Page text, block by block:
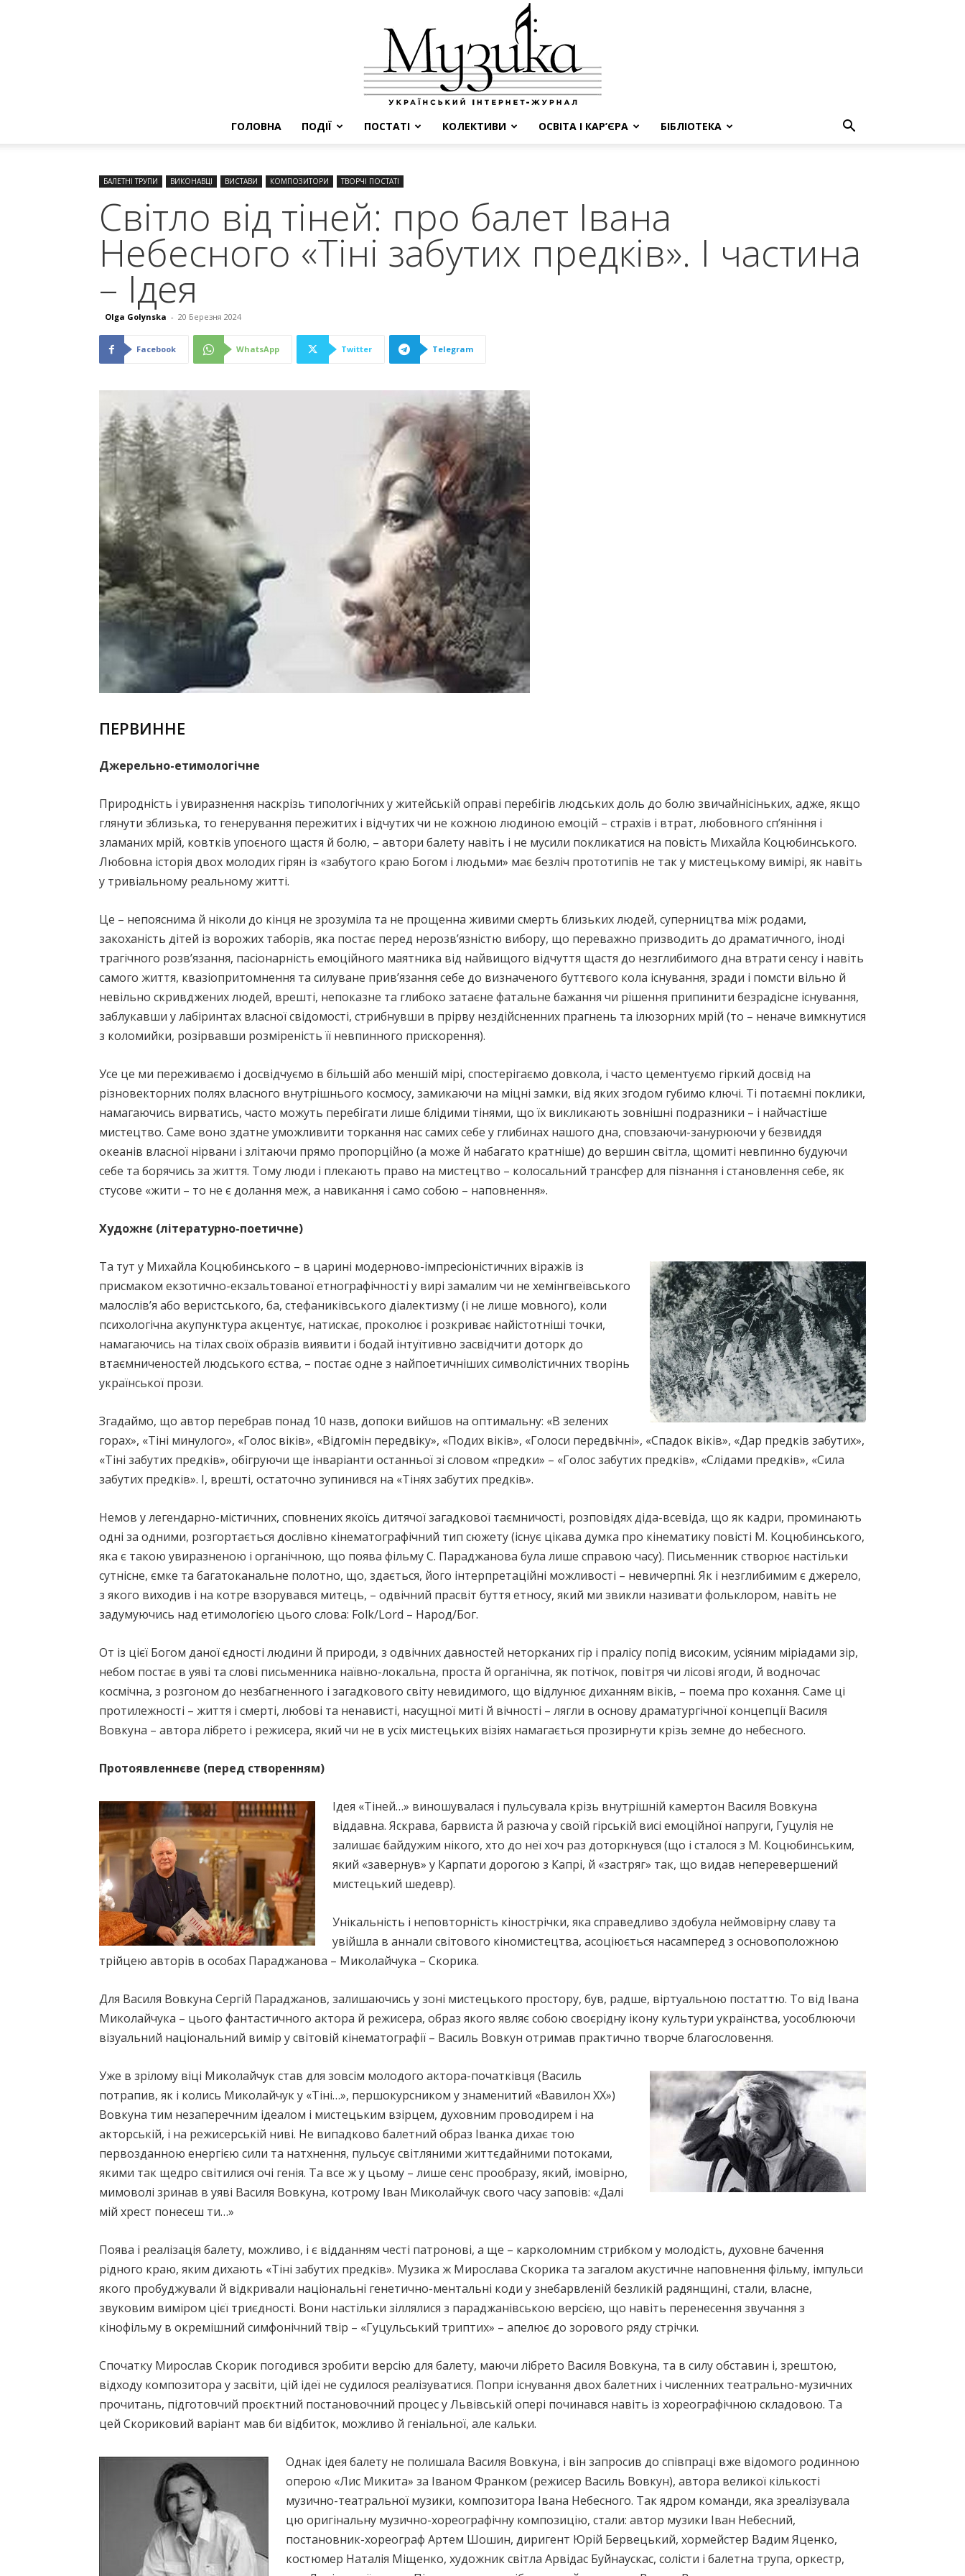
ГОЛОВНА ПОДІЇ ПОСТАТІ КОЛЕКТИВИ ОСВІТА І КАР’ЄРА БІБЛІОТЕКА
БАЛЕТНІ ТРУПИ ВИКОНАВЦІ ВИСТАВИ КОМПОЗИТОРИ ТВОРЧІ ПОСТАТІ
Світло від тіней: про балет Івана
Небесного «Тіні забутих предків». І частина
– Ідея
Olga Golynska - 20 Березня 2024
Facebook WhatsApp Twitter Telegram
ПЕРВИННЕ
Джерельно-етимологічне
Природність і увиразнення наскрізь типологічних у житейській оправі перебігів людських доль до болю звичайнісіньких, адже, якщо
глянути зблизька, то генерування пережитих і відчутих чи не кожною людиною емоцій – страхів і втрат, любовного сп’яніння і
зламаних мрій, ковтків упоєного щастя й болю, – автори балету навіть і не мусили покликатися на повість Михайла Коцюбинського.
Любовна історія двох молодих гірян із «забутого краю Богом і людьми» має безліч прототипів не так у мистецькому вимірі, як навіть
у тривіальному реальному житті.
Це – непояснима й ніколи до кінця не зрозуміла та не прощенна живими смерть близьких людей, суперництва між родами,
закоханість дітей із ворожих таборів, яка постає перед нерозв’язністю вибору, що переважно призводить до драматичного, іноді
трагічного розв’язання, пасіонарність емоційного маятника від найвищого відчуття щастя до незглибимого дна втрати сенсу і навіть
самого життя, квазіопритомнення та силуване прив’язання себе до визначеного буттєвого кола існування, зради і помсти вільно й
невільно скривджених людей, врешті, непоказне та глибоко затаєне фатальне бажання чи рішення припинити безрадісне існування,
заблукавши у лабіринтах власної свідомості, стрибнувши в прірву нездійсненних прагнень та ілюзорних мрій (то – неначе вимкнутися
з коломийки, розірвавши розміреність її невпинного прискорення).
Усе це ми переживаємо і досвідчуємо в більшій або меншій мірі, спостерігаємо довкола, і часто цементуємо гіркий досвід на
різновекторних полях власного внутрішнього космосу, замикаючи на міцні замки, від яких згодом губимо ключі. Ті потаємні поклики,
намагаючись вирватись, часто можуть перебігати лише блідими тінями, що їх викликають зовнішні подразники – і найчастіше
мистецтво. Саме воно здатне уможливити торкання нас самих себе у глибинах нашого дна, сповзаючи-занурюючи у безвиддя
океанів власної нірвани і злітаючи прямо пропорційно (а може й набагато кратніше) до вершин світла, щомиті невпинно будуючи
себе та борячись за життя. Тому люди і плекають право на мистецтво – колосальний трансфер для пізнання і становлення себе, як
стусове «жити – то не є долання меж, а навикання і само собою – наповнення».
Художнє (літературно-поетичне)
Та тут у Михайла Коцюбинського – в царині модерново-імпресіоністичних віражів із
присмаком екзотично-екзальтованої етнографічності у вирі замалим чи не хемінгвеївського
малослів’я або веристського, ба, стефаниківського діалектизму (і не лише мовного), коли
психологічна акупунктура акцентує, натискає, проколює і розкриває найістотніші точки,
намагаючись на тілах своїх образів виявити і бодай інтуїтивно засвідчити доторк до
втаємниченостей людського єства, – постає одне з найпоетичніших символістичних творінь
української прози.
Згадаймо, що автор перебрав понад 10 назв, допоки вийшов на оптимальну: «В зелених
горах», «Тіні минулого», «Голос віків», «Відгомін передвіку», «Подих віків», «Голоси передвічні», «Спадок віків», «Дар предків забутих»,
«Тіні забутих предків», обігруючи ще інваріанти останньої зі словом «предки» – «Голос забутих предків», «Слідами предків», «Сила
забутих предків». І, врешті, остаточно зупинився на «Тінях забутих предків».
Немов у легендарно-містичних, сповнених якоїсь дитячої загадкової таємничості, розповідях діда-всевіда, що як кадри, проминають
одні за одними, розгортається дослівно кінематографічний тип сюжету (існує цікава думка про кінематику повісті М. Коцюбинського,
яка є такою увиразненою і органічною, що поява фільму С. Параджанова була лише справою часу). Письменник створює настільки
сутнісне, ємке та багатоканальне полотно, що, здається, його інтерпретаційні можливості – невичерпні. Як і незглибимим є джерело,
з якого виходив і на котре взорувався митець, – одвічний прасвіт буття етносу, який ми звикли називати фольклором, навіть не
задумуючись над етимологією цього слова: Folk/Lord – Народ/Бог.
От із цієї Богом даної єдності людини й природи, з одвічних давностей неторканих гір і пралісу попід високим, усіяним міріадами зір,
небом постає в уяві та слові письменника наївно-локальна, проста й органічна, як потічок, повітря чи лісові ягоди, й водночас
космічна, з розгоном до незбагненного і загадкового світу невидимого, що відлунює диханням віків, – поема про кохання. Саме ці
протилежності – життя і смерті, любові та ненависті, насущної миті й вічності – лягли в основу драматургічної концепції Василя
Вовкуна – автора лібрето і режисера, який чи не в усіх мистецьких візіях намагається прозирнути крізь земне до небесного.
Протоявленнєве (перед створенням)
Ідея «Тіней…» виношувалася і пульсувала крізь внутрішній камертон Василя Вовкуна
віддавна. Яскрава, барвиста й разюча у своїй гірській висі емоційної напруги, Гуцулія не
залишає байдужим нікого, хто до неї хоч раз доторкнувся (що і сталося з М. Коцюбинським,
який «завернув» у Карпати дорогою з Капрі, й «застряг» так, що видав неперевершений
мистецький шедевр).
Унікальність і неповторність кінострічки, яка справедливо здобула неймовірну славу та
увійшла в аннали світового кіномистецтва, асоціюється насамперед з основоположною
трійцею авторів в особах Параджанова – Миколайчука – Скорика.
Для Василя Вовкуна Сергій Параджанов, залишаючись у зоні мистецького простору, був, радше, віртуальною постаттю. То від Івана
Миколайчука – цього фантастичного актора й режисера, образ якого являє собою своєрідну ікону культури українства, уособлюючи
візуальний національний вимір у світовій кінематографії – Василь Вовкун отримав практично творче благословення.
Уже в зрілому віці Миколайчук став для зовсім молодого актора-початківця (Василь
потрапив, як і колись Миколайчук у «Тіні…», першокурсником у знаменитий «Вавилон ХХ»)
Вовкуна тим незаперечним ідеалом і мистецьким взірцем, духовним проводирем і на
акторській, і на режисерській ниві. Не випадково балетний образ Іванка дихає тою
первозданною енергією сили та натхнення, пульсує світляними життєдайними потоками,
якими так щедро світилися очі генія. Та все ж у цьому – лише сенс прообразу, який, імовірно,
мимоволі зринав в уяві Василя Вовкуна, котрому Іван Миколайчук свого часу заповів: «Далі
мій хрест понесеш ти…»
Поява і реалізація балету, можливо, і є відданням честі патронові, а ще – карколомним стрибком у молодість, духовне бачення
рідного краю, яким дихають «Тіні забутих предків». Музика ж Мирослава Скорика та загалом акустичне наповнення фільму, імпульси
якого пробуджували й відкривали національні генетично-ментальні коди у знебарвленій безликій радянщині, стали, власне,
звуковим виміром цієї триєдності. Вони настільки зіллялися з параджанівською версією, що навіть перенесення звучання з
кінофільму в окремішний симфонічний твір – «Гуцульський триптих» – апелює до зорового ряду стрічки.
Спочатку Мирослав Скорик погодився зробити версію для балету, маючи лібрето Василя Вовкуна, та в силу обставин і, зрештою,
відходу композитора у засвіти, цій ідеї не судилося реалізуватися. Попри існування двох балетних і численних театрально-музичних
прочитань, підготовчий проєктний постановочний процес у Львівській опері починався навіть із хореографічною складовою. Та
цей Скориковий варіант мав би відбиток, можливо й геніальної, але кальки.
Однак ідея балету не полишала Василя Вовкуна, і він запросив до співпраці вже відомого родинною
оперою «Лис Микита» за Іваном Франком (режисер Василь Вовкун), автора великої кількості
музично-театральної музики, композитора Івана Небесного. Так ядром команди, яка зреалізувала
цю оригінальну музично-хореографічну композицію, стали: автор музики Іван Небесний,
постановник-хореограф Артем Шошин, диригент Юрій Бервецький, хормейстер Вадим Яценко,
костюмер Наталія Міщенко, художник світла Арвідас Буйнаускас, солісти і балетна трупа, оркестр,